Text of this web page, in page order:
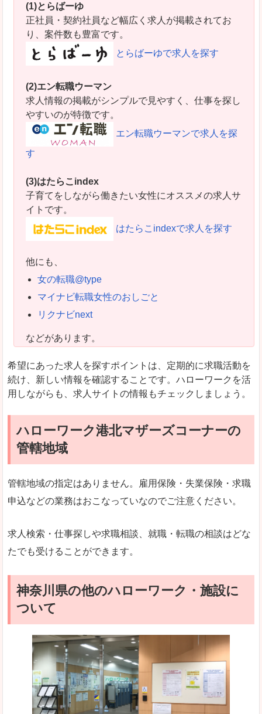
(1)とらばーゆ
正社員・契約社員など幅広く求人が掲載されてお
り、案件数も豊富です。
とらばーゆで求人を探す
(2)エン転職ウーマン
求人情報の掲載がシンプルで見やすく、仕事を探し
やすいのが特徴です。
エン転職ウーマンで求人を探
す
(3)はたらこindex
子育てをしながら働きたい女性にオススメの求人サ
イトです。
はたらこindexで求人を探す
他にも、
女の転職@type
マイナビ転職女性のおしごと
リクナビnext
などがあります。
希望にあった求人を探すポイントは、定期的に求職活動を
続け、新しい情報を確認することです。ハローワークを活
用しながらも、求人サイトの情報もチェックしましょう。
ハローワーク港北マザーズコーナーの
管轄地域
管轄地域の指定はありません。雇用保険・失業保険・求職
申込などの業務はおこなっていなのでご注意ください。
求人検索・仕事探しや求職相談、就職・転職の相談はどな
たでも受けることができます。
神奈川県の他のハローワーク・施設に
ついて